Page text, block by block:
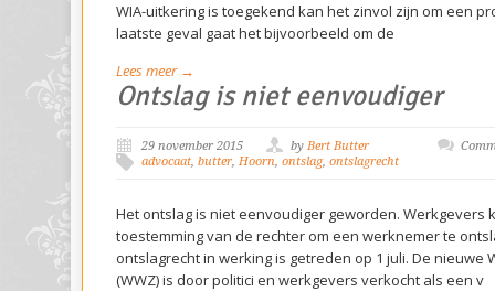
WIA-uitkering is toegekend kan het zinvol zijn om een
laatste geval gaat het bijvoorbeeld om de
Lees meer →
Ontslag is niet eenvoudiger
29 november 2015 by Bert Butter
advocaat, butter, Hoorn, ontslag, ontslagrecht
Het ontslag is niet eenvoudiger geworden. Werkgevers
toestemming van de rechter om een werknemer te
ontslagrecht in werking is getreden op 1 juli. De nieuwe
(WWZ) is door politici en werkgevers verkocht als een v